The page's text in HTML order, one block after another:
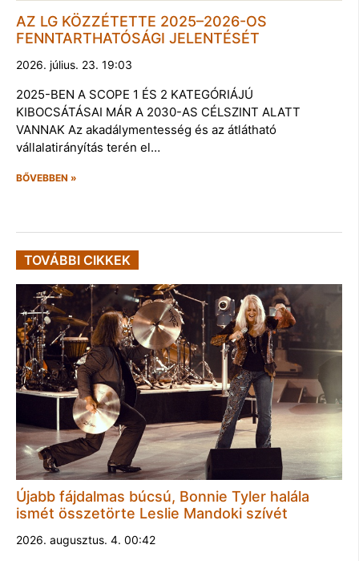
AZ LG KÖZZÉTETTE 2025–2026-OS
FENNTARTHATÓSÁGI JELENTÉSÉT
2026. július. 23. 19:03
2025-BEN A SCOPE 1 ÉS 2 KATEGÓRIÁJÚ
KIBOCSÁTÁSAI MÁR A 2030-AS CÉLSZINT ALATT
VANNAK Az akadálymentesség és az átlátható
vállalatirányítás terén el…
BŐVEBBEN »
TOVÁBBI CIKKEK
Újabb fájdalmas búcsú, Bonnie Tyler halála
ismét összetörte Leslie Mandoki szívét
2026. augusztus. 4. 00:42